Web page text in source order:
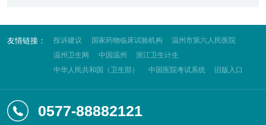
友情链接： 投诉建议 国家药物临床试验机构
温州市第六人民医院
温州卫生网
中国温州
浙江卫生计生
中华人民共和国（卫生部）
中国医院考试系统 旧版入口
0577-88882121